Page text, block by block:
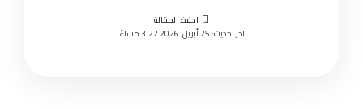
اخر تحديث: 25 أبريل, 2026 3:22 مساءً